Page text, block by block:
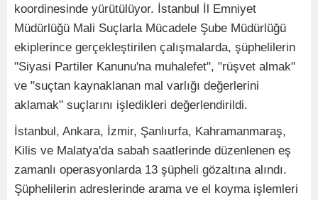
koordinesinde yürütülüyor. İstanbul İl Emniyet
Müdürlüğü Mali Suçlarla Mücadele Şube Müdürlüğü
ekiplerince gerçekleştirilen çalışmalarda, şüphelilerin
"Siyasi Partiler Kanunu'na muhalefet", "rüşvet almak"
ve "suçtan kaynaklanan mal varlığı değerlerini
aklamak" suçlarını işledikleri değerlendirildi.
İstanbul, Ankara, İzmir, Şanlıurfa, Kahramanmaraş,
Kilis ve Malatya'da sabah saatlerinde düzenlenen eş
zamanlı operasyonlarda 13 şüpheli gözaltına alındı.
Şüphelilerin adreslerinde arama ve el koyma işlemleri